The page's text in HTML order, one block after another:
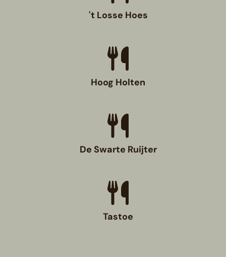
't Losse Hoes
Hoog Holten
De Swarte Ruijter
Tastoe